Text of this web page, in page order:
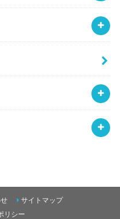
サイトマップ
リシー